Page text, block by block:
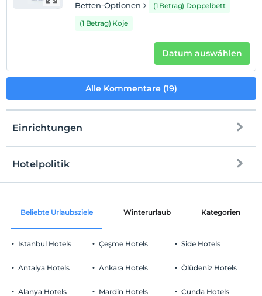
Betten-Optionen
(1 Betrag) Doppelbett
(1 Betrag) Koje
Datum auswählen
Alle Kommentare (19)
Einrichtungen
Gemeinschaftsräume und alle Räume
Hotelpolitik
Einchecken
Check-out
Vor 12:00
Haustiere
Rauchen
Beliebte Urlaubsziele Winterurlaub Kategorien
Istanbul Hotels
Antalya Hotels
Alanya Hotels
Çeşme Hotels
Ankara Hotels
Mardin Hotels
Side Hotels
Ölüdeniz Hotels
Cunda Hotels